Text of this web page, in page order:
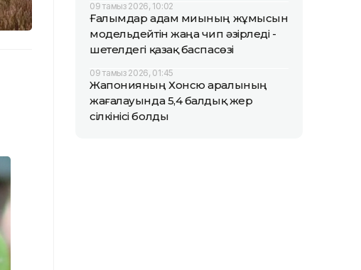
09 тамыз 2026, 10:02
Ғалымдар адам миының жұмысын
модельдейтін жаңа чип әзірледі -
шетелдегі қазақ баспасөзі
09 тамыз 2026, 01:45
Жапонияның Хонсю аралының
жағалауында 5,4 балдық жер
сілкінісі болды